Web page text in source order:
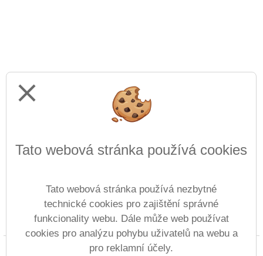
Prohlášení o přístupnosti Mapa webu Cookies
Copyright © 2022 - 2023 Základní umělecká škola
close
Tato webová stránka používá cookies
Tato webová stránka používá nezbytné
technické cookies pro zajištění správné
funkcionality webu. Dále může web používat
cookies pro analýzu pohybu uživatelů na webu a
pro reklamní účely.